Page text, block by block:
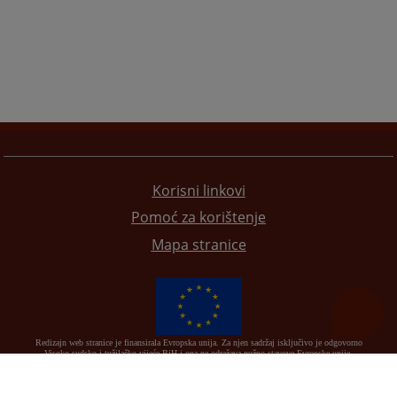
Korisni linkovi
Pomoć za korištenje
Mapa stranice
Redizajn web stranice je finansirala Evropska unija. Za njen sadržaj isključivo je odgovorno
Visoko sudsko i tužilačko vijeće BiH i ona ne odražava nužno stavove Evropske unije.